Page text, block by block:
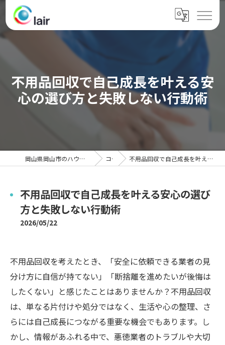
不用品回収で自己成長を叶える安
心の選び方と失敗しない行動術
岡山県岡山市のハウスクリーニングならクレール コラム 不用品回収で自己成長を叶える安心の選び方と失敗しない行動術
不用品回収で自己成長を叶える安心の選び
方と失敗しない行動術
2026/05/22
不用品回収を考えたとき、「安全に依頼できる業者の見
分け方に自信が持てない」「断捨離を進めたいが後悔は
したくない」と感じたことはありませんか？不用品回収
は、単なる片付けや処分ではなく、生活や心の整理、さ
らには自己成長につながる重要な機会でもあります。し
かし、情報があふれる中で、悪徳業者のトラブルや大切